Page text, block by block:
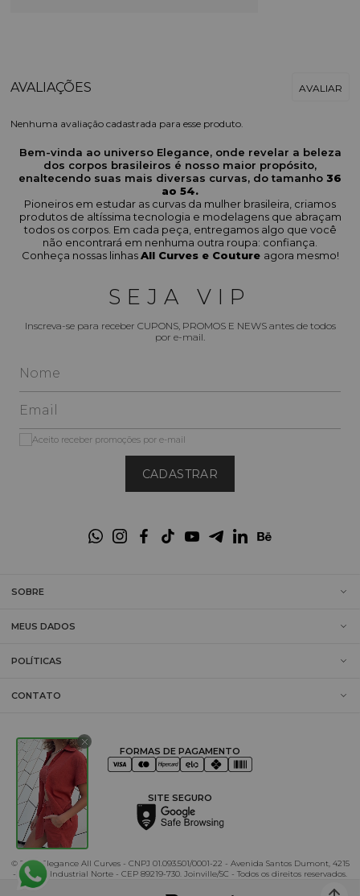
Nenhuma avaliação cadastrada para esse produto.
Bem-vinda ao universo Elegance, onde revelar a beleza
dos corpos brasileiros é nosso maior propósito,
enaltecendo suas mais diversas curvas, do tamanho 36
ao 54.
Pioneiros em estudar as curvas da mulher brasileira, criamos
produtos de altíssima tecnologia e modelagens que abraçam
todos os corpos. Em cada peça, entregamos algo que você
não encontrará em nenhuma outra roupa: confiança.
Conheça nossas linhasAll Curves e Couture agora mesmo!
SEJA VIP
Inscreva-se para receber CUPONS, PROMOS E NEWS antes de todos
por e-mail.
CADASTRAR
Aceito receber promoções por e-mail
SOBRE
MEUS DADOS
POLÍTICAS
CONTATO
FORMAS DE PAGAMENTO
SITE SEGURO
© 2025 Elegance All Curves - CNPJ 01.093.501/0001-22 - Avenida Santos Dumont, 4215
- Distrito Industrial Norte - CEP 89219-730. Joinville/SC - Todos os direitos reservados.